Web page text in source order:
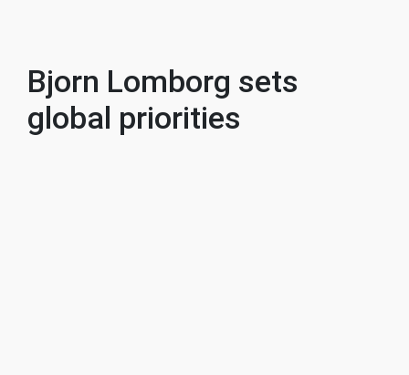
Bjorn Lomborg sets
global priorities